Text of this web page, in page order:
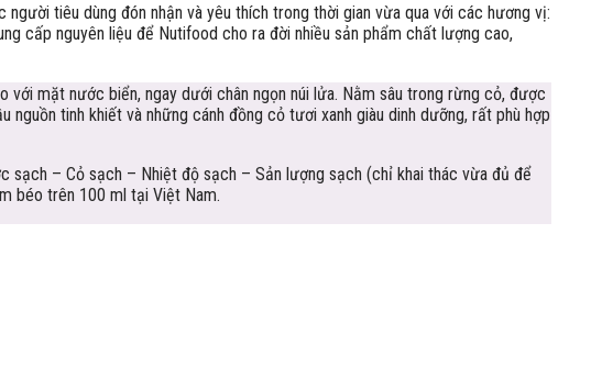
tiêu dùng đón nhận và yêu thích trong thời gian vừa qua với các hương vị:
cấp nguyên liệu để Nutifood cho ra đời nhiều sản phẩm chất lượng cao,
mặt nước biển, ngay dưới chân ngọn núi lửa. Nằm sâu trong rừng cỏ, được
tinh khiết và những cánh đồng cỏ tươi xanh giàu dinh dưỡng, rất phù hợp
– Cỏ sạch – Nhiệt độ sạch – Sản lượng sạch (chỉ khai thác vừa đủ để
béo trên 100 ml tại Việt Nam.